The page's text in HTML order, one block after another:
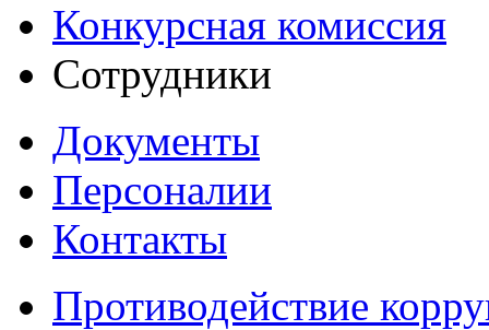
Конкурсная комиссия
Сотрудники
Документы
Персоналии
Контакты
Противодействие